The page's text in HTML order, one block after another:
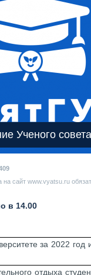
Ученого
сайт www.vyatsu.ru
в 14.00
за 2022
отдыха